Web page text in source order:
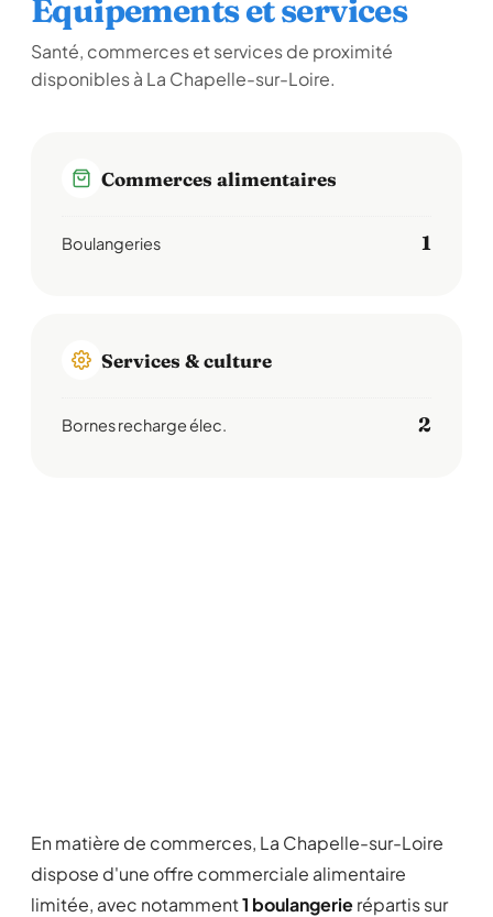
Équipements et services
Santé, commerces et services de proximité
disponibles à La Chapelle-sur-Loire.
Commerces alimentaires
Boulangeries 1
Services & culture
Bornes recharge élec. 2
En matière de commerces, La Chapelle-sur-Loire
dispose d'une offre commerciale alimentaire
limitée, avec notamment1 boulangerierépartis sur